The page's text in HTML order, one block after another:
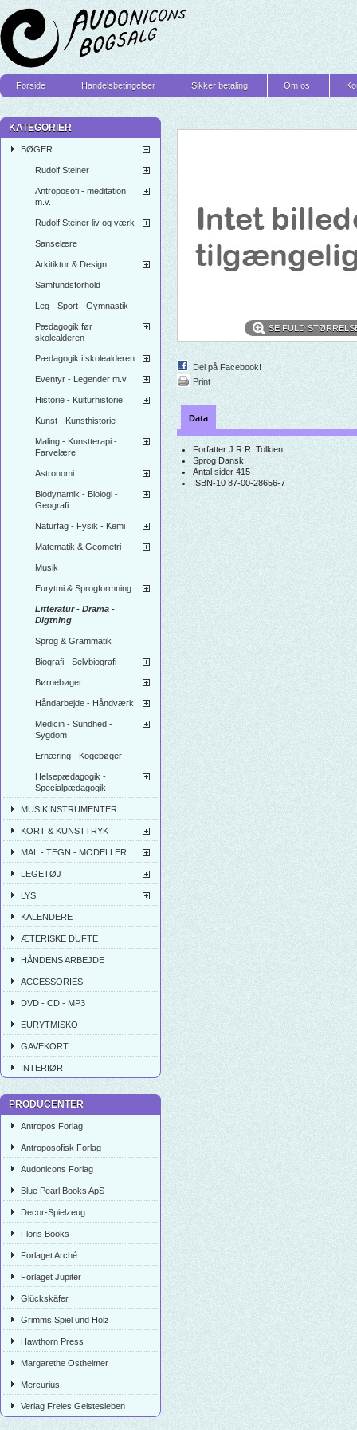
Forside Handelsbetingelser Sikker betaling Om os
KATEGORIER
BØGER
Rudolf Steiner
Antroposofi - meditation
m.v.
Rudolf Steiner liv og værk
Sanselære
Arkitiktur & Design
Samfundsforhold
Leg - Sport - Gymnastik
Pædagogik før
skolealderen
Pædagogik i skolealderen
Eventyr - Legender m.v.
Historie - Kulturhistorie
Kunst - Kunsthistorie
Maling - Kunstterapi -
Farvelære
Astronomi
Biodynamik - Biologi -
Geografi
Naturfag - Fysik - Kemi
Matematik & Geometri
Musik
Eurytmi & Sprogformning
Litteratur - Drama -
Digtning
Sprog & Grammatik
Biografi - Selvbiografi
Børnebøger
Håndarbejde - Håndværk
Medicin - Sundhed -
Sygdom
Ernæring - Kogebøger
Helsepædagogik -
Specialpædagogik
MUSIKINSTRUMENTER
KORT & KUNSTTRYK
MAL - TEGN - MODELLER
LEGETØJ
LYS
KALENDERE
ÆTERISKE DUFTE
HÅNDENS ARBEJDE
ACCESSORIES
DVD - CD - MP3
EURYTMISKO
GAVEKORT
INTERIØR
PRODUCENTER
Antropos Forlag
Antroposofisk Forlag
Audonicons Forlag
Blue Pearl Books ApS
Decor-Spielzeug
Floris Books
Forlaget Arché
Forlaget Jupiter
Glückskäfer
Grimms Spiel und Holz
Hawthorn Press
Margarethe Ostheimer
Mercurius
Verlag Freies Geistesleben
SE FULD
Del på Facebook!
Print
Data
Forfatter J.R.R. Tolkien
Sprog Dansk
Antal sider 415
ISBN-10 87-00-28656-7